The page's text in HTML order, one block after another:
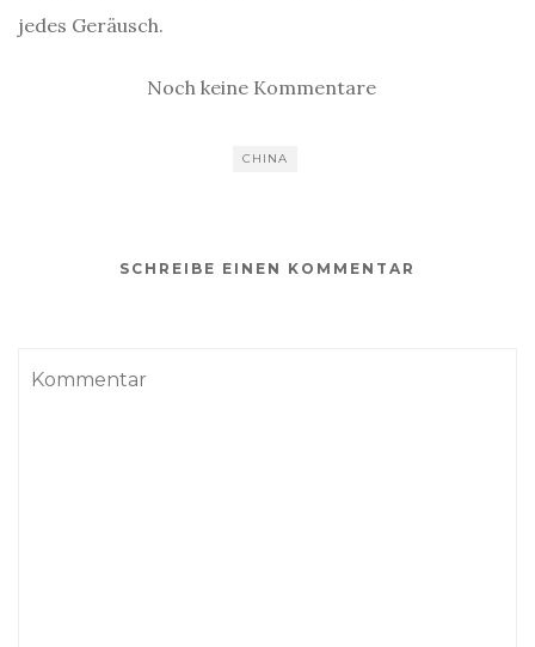
jedes Geräusch.
Noch keine Kommentare
CHINA
SCHREIBE EINEN KOMMENTAR